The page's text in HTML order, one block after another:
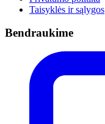
Taisyklės ir sąlygos
Bendraukime